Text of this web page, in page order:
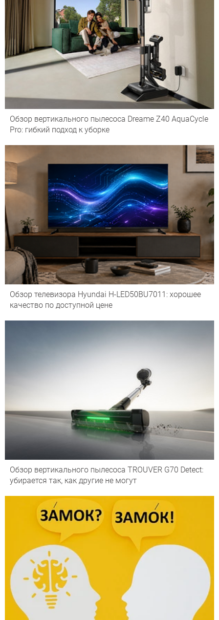
Обзор вертикального пылесоса Dreame Z40 AquaCycle
Pro: гибкий подход к уборке
Обзор телевизора Hyundai H-LED50BU7011: хорошее
качество по доступной цене
Обзор вертикального пылесоса TROUVER G70 Detect:
убирается так, как другие не могут